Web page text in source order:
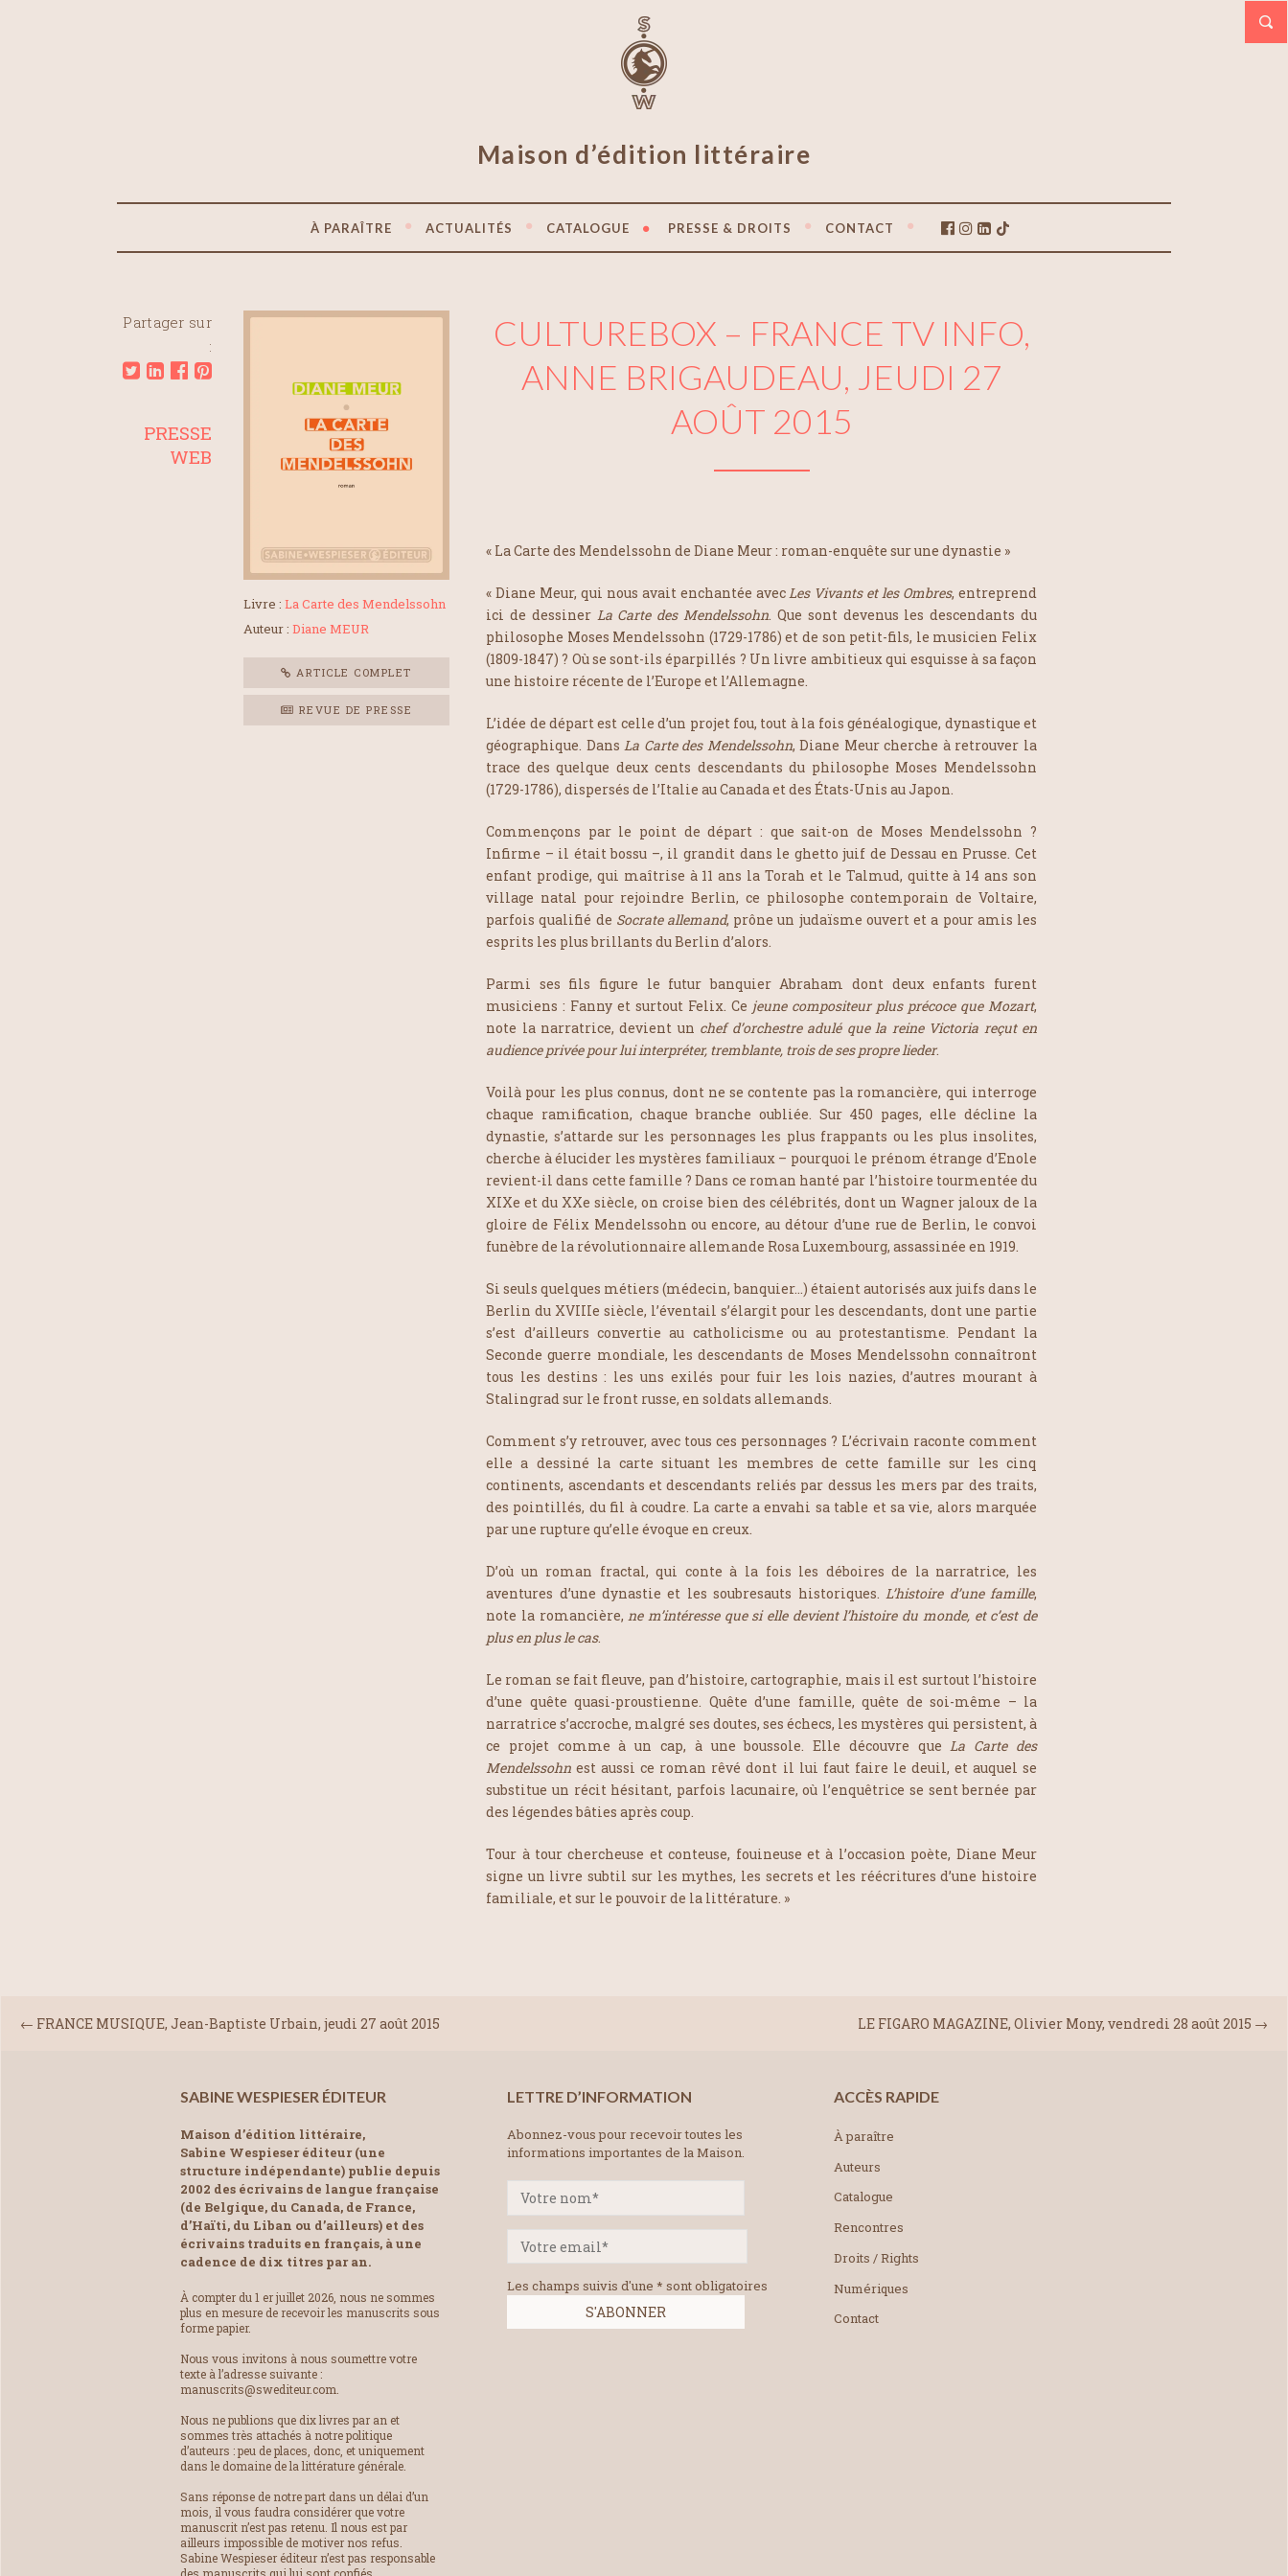
Maison d’édition littéraire
À PARAÎTRE ACTUALITÉS CATALOGUE PRESSE & DROITS CONTACT
Partager sur
:
Livre : La Carte des Mendelssohn
Auteur : Diane MEUR
ARTICLE COMPLET
REVUE DE PRESSE
CULTUREBOX – FRANCE TV INFO,
ANNE BRIGAUDEAU, JEUDI 27
AOÛT 2015
« La Carte des Mendelssohn de Diane Meur : roman-enquête sur une dynastie »
« Diane Meur, qui nous avait enchantée avecLes Vivants et les Ombres, entreprend
ici de dessiner La Carte des Mendelssohn. Que sont devenus les descendants du
philosophe Moses Mendelssohn (1729-1786) et de son petit-fils, le musicien Felix
(1809-1847) ? Où se sont-ils éparpillés ? Un livre ambitieux qui esquisse à sa façon
une histoire récente de l’Europe et l’Allemagne.
L’idée de départ est celle d’un projet fou, tout à la fois généalogique, dynastique et
géographique. DansLa Carte des Mendelssohn, Diane Meur cherche à retrouver la
trace des quelque deux cents descendants du philosophe Moses Mendelssohn
(1729-1786), dispersés de l’Italie au Canada et des États-Unis au Japon.
Commençons par le point de départ : que sait-on de Moses Mendelssohn ?
Infirme – il était bossu –, il grandit dans le ghetto juif de Dessau en Prusse. Cet
enfant prodige, qui maîtrise à 11 ans la Torah et le Talmud, quitte à 14 ans son
village natal pour rejoindre Berlin, ce philosophe contemporain de Voltaire,
parfois qualifié de Socrate allemand, prône un judaïsme ouvert et a pour amis les
esprits les plus brillants du Berlin d’alors.
Parmi ses fils figure le futur banquier Abraham dont deux enfants furent
musiciens : Fanny et surtout Felix. Ce jeune compositeur plus précoce que Mozart,
note la narratrice, devient un chef d’orchestre adulé que la reine Victoria reçut en
audience privée pour lui interpréter, tremblante, trois de ses propre lieder.
Voilà pour les plus connus, dont ne se contente pas la romancière, qui interroge
chaque ramification, chaque branche oubliée. Sur 450 pages, elle décline la
dynastie, s’attarde sur les personnages les plus frappants ou les plus insolites,
cherche à élucider les mystères familiaux – pourquoi le prénom étrange d’Enole
revient-il dans cette famille ? Dans ce roman hanté par l’histoire tourmentée du
XIXe et du XXe siècle, on croise bien des célébrités, dont un Wagner jaloux de la
gloire de Félix Mendelssohn ou encore, au détour d’une rue de Berlin, le convoi
funèbre de la révolutionnaire allemande Rosa Luxembourg, assassinée en 1919.
Si seuls quelques métiers (médecin, banquier…) étaient autorisés aux juifs dans le
Berlin du XVIIIe siècle, l’éventail s’élargit pour les descendants, dont une partie
s’est d’ailleurs convertie au catholicisme ou au protestantisme. Pendant la
Seconde guerre mondiale, les descendants de Moses Mendelssohn connaîtront
tous les destins : les uns exilés pour fuir les lois nazies, d’autres mourant à
Stalingrad sur le front russe, en soldats allemands.
Comment s’y retrouver, avec tous ces personnages ? L’écrivain raconte comment
elle a dessiné la carte situant les membres de cette famille sur les cinq
continents, ascendants et descendants reliés par dessus les mers par des traits,
des pointillés, du fil à coudre. La carte a envahi sa table et sa vie, alors marquée
par une rupture qu’elle évoque en creux.
D’où un roman fractal, qui conte à la fois les déboires de la narratrice, les
aventures d’une dynastie et les soubresauts historiques.L’histoire d’une famille,
note la romancière,ne m’intéresse que si elle devient l’histoire du monde, et c’est de
plus en plus le cas.
Le roman se fait fleuve, pan d’histoire, cartographie, mais il est surtout l’histoire
d’une quête quasi-proustienne. Quête d’une famille, quête de soi-même – la
narratrice s’accroche, malgré ses doutes, ses échecs, les mystères qui persistent, à
ce projet comme à un cap, à une boussole. Elle découvre queLa Carte des
Mendelssohn est aussi ce roman rêvé dont il lui faut faire le deuil, et auquel se
substitue un récit hésitant, parfois lacunaire, où l’enquêtrice se sent bernée par
des légendes bâties après coup.
Tour à tour chercheuse et conteuse, fouineuse et à l’occasion poète, Diane Meur
signe un livre subtil sur les mythes, les secrets et les réécritures d’une histoire
familiale, et sur le pouvoir de la littérature. »
PRESSE
WEB
LE FIGARO MAGAZINE, Olivier Mony, vendredi 28 août 2015 →
← FRANCE MUSIQUE, Jean-Baptiste Urbain, jeudi 27 août 2015
SABINE WESPIESER ÉDITEUR
Maison d’édition littéraire,
Sabine Wespieser éditeur (une
structure indépendante) publie depuis
2002 des écrivains de langue française
(de Belgique, du Canada, de France,
d’Haïti, du Liban ou d’ailleurs) et des
écrivains traduits en français, à une
cadence de dix titres par an.
À compter du 1 er juillet 2026, nous ne sommes
plus en mesure de recevoir les manuscrits sous
forme papier.
Nous vous invitons à nous soumettre votre
texte à l’adresse suivante :
manuscrits@swediteur.com.
Nous ne publions que dix livres par an et
sommes très attachés à notre politique
d’auteurs : peu de places, donc, et uniquement
dans le domaine de la littérature générale.
Sans réponse de notre part dans un délai d’un
mois, il vous faudra considérer que votre
manuscrit n’est pas retenu. Il nous est par
ailleurs impossible de motiver nos refus.
Sabine Wespieser éditeur n’est pas responsable
LETTRE D’INFORMATION
Abonnez-vous pour recevoir toutes les
informations importantes de la Maison.
Les champs suivis d'une * sont obligatoires
ACCÈS RAPIDE
À paraître
Auteurs
Catalogue
Rencontres
Droits / Rights
Numériques
Contact